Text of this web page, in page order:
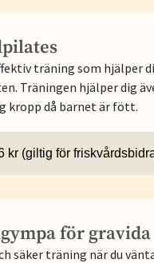
träning som hjälper
Träningen hjälper dig
kropp då barnet är fött.
kr (giltig för
för gravida
säker träning när du